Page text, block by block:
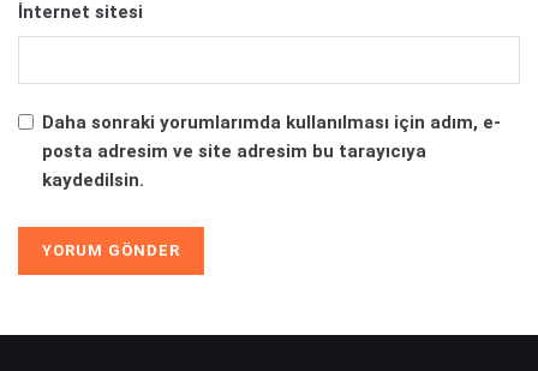
İnternet sitesi
Daha sonraki yorumlarımda kullanılması için adım, e-
posta adresim ve site adresim bu tarayıcıya
kaydedilsin.